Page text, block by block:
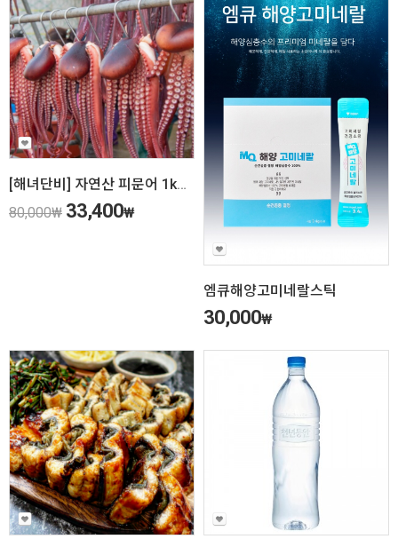
[해녀단비] 자연산 피문어 1kg당
80,000₩ 33,400₩
엠큐해양고미네랄스틱
30,000₩